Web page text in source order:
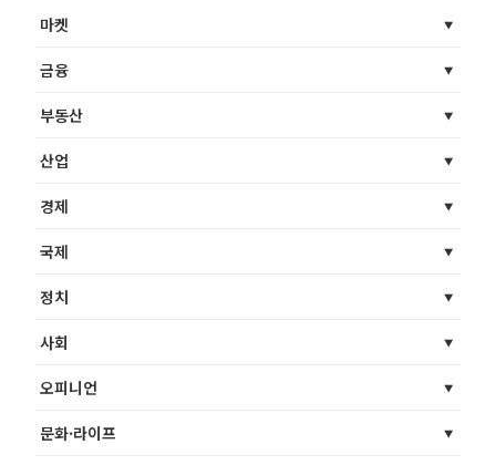
마켓
금융
부동산
산업
경제
국제
정치
사회
오피니언
문화·라이프